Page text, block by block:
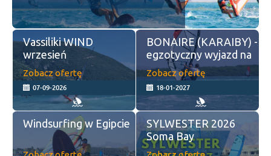
MAURITIUS
Zobacz ofertę
04-09-2026
Soma Bay - MARZEC
2027
Zobacz ofertę
25-02-2027
Pro Camp Palekastro
2026
Soma Bay MARZEC
2027